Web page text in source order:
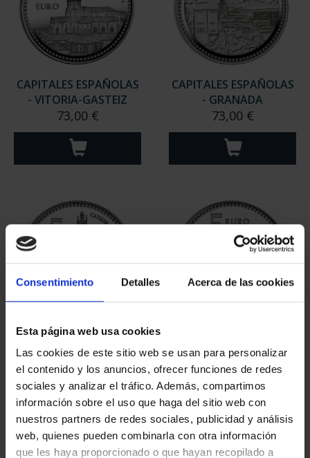
Consentimiento Detalles Acerca de las cookies
Esta página web usa cookies
Las cookies de este sitio web se usan para personalizar
el contenido y los anuncios, ofrecer funciones de redes
sociales y analizar el tráfico. Además, compartimos
información sobre el uso que haga del sitio web con
nuestros partners de redes sociales, publicidad y análisis
web, quienes pueden combinarla con otra información
que les haya proporcionado o que hayan recopilado a
CAPITALES ESPAÑOLAS
- VITORIA-GASTEIZ
73,00 €
CAPITALES ESPAÑOLAS
- GRANADA
73,00 €
CAPITALES ESPAÑOLAS
- PALENCIA
73,00 €
- GUADALAJARA
73,00 €